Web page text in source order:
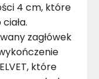
4 cm, które
zagłówek
które